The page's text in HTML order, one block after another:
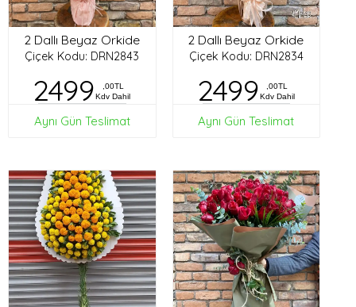
2 Dallı Beyaz Orkide
Çiçek Kodu: DRN2843
2499
,00TL
Kdv Dahil
Aynı Gün Teslimat
2 Dallı Beyaz Orkide
Çiçek Kodu: DRN2834
2499
,00TL
Kdv Dahil
Aynı Gün Teslimat